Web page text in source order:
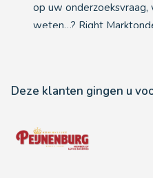
op uw
weten…? Right
Deze klanten gingen u